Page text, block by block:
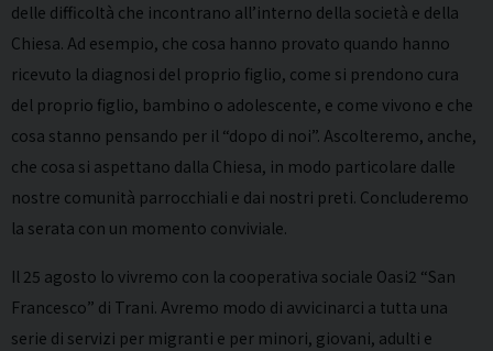
delle difficoltà che incontrano all’interno della società e della
Chiesa. Ad esempio, che cosa hanno provato quando hanno
ricevuto la diagnosi del proprio figlio, come si prendono cura
del proprio figlio, bambino o adolescente, e come vivono e che
cosa stanno pensando per il “dopo di noi”. Ascolteremo, anche,
che cosa si aspettano dalla Chiesa, in modo particolare dalle
nostre comunità parrocchiali e dai nostri preti. Concluderemo
la serata con un momento conviviale.
Il 25 agosto lo vivremo con la cooperativa sociale Oasi2 “San
Francesco” di Trani. Avremo modo di avvicinarci a tutta una
serie di servizi per migranti e per minori, giovani, adulti e